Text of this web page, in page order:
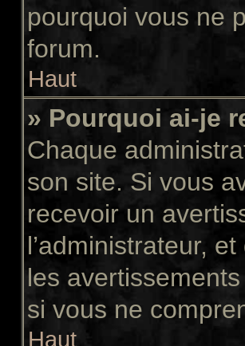
pourquoi vous ne
forum.
Haut
» Pourquoi ai-je
Chaque
son site. Si vous
recevoir un
l’administrateur,
les
si vous ne
Haut